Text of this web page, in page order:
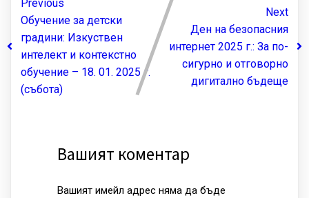
Previous
Обучение за детски
градини: Изкуствен
интелект и контекстно
обучение – 18. 01. 2025 г.
(събота)
Next
Ден на безопасния
интернет 2025 г.: За по-
сигурно и отговорно
дигитално бъдеще
Вашият коментар
Вашият имейл адрес няма да бъде